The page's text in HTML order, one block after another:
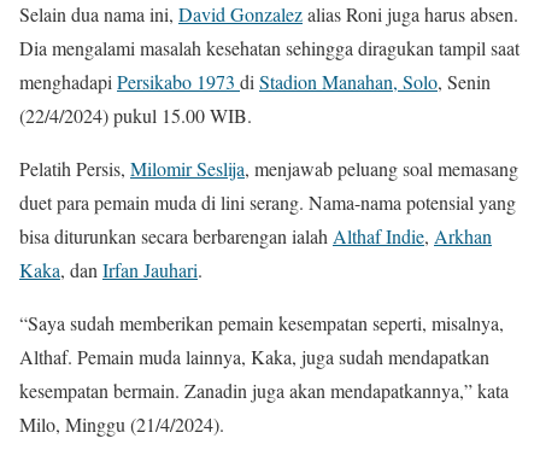
Selain dua nama ini, David Gonzalezalias Roni juga harus absen.
Dia mengalami masalah kesehatan sehingga diragukan tampil saat
menghadapi Persikabo 1973 di Stadion Manahan, Solo, Senin
(22/4/2024) pukul 15.00 WIB.
Pelatih Persis, Milomir Seslija, menjawab peluang soal memasang
duet para pemain muda di lini serang. Nama-nama potensial yang
bisa diturunkan secara berbarengan ialah Althaf Indie, Arkhan
Kaka, dan Irfan Jauhari.
“Saya sudah memberikan pemain kesempatan seperti, misalnya,
Althaf. Pemain muda lainnya, Kaka, juga sudah mendapatkan
kesempatan bermain. Zanadin juga akan mendapatkannya,” kata
Milo, Minggu (21/4/2024).